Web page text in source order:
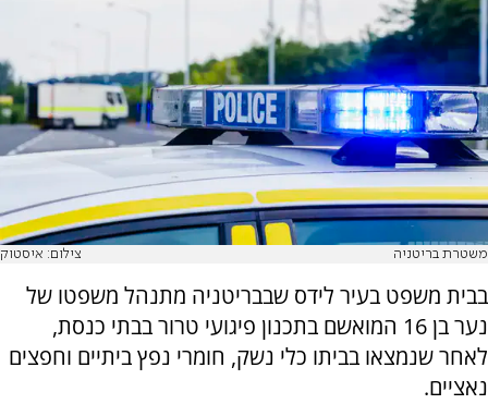
משטרת בריטניה צילום: איסטוק
בבית משפט בעיר לידס שבבריטניה מתנהל משפטו של
נער בן 16 המואשם בתכנון פיגועי טרור בבתי כנסת,
לאחר שנמצאו בביתו כלי נשק, חומרי נפץ ביתיים וחפצים
נאציים.